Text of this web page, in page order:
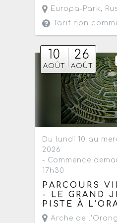
Europa-Park,
Tarif non
10
AOÛT
26
AOÛT
Du lundi 10 au
2026
- Commence
17h30
PARCOURS
- LE GRAND
PISTE À
Arche de